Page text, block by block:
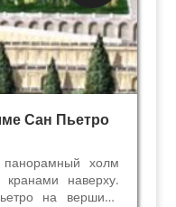
Сан Пьетро
холм
наверху.
на вершине